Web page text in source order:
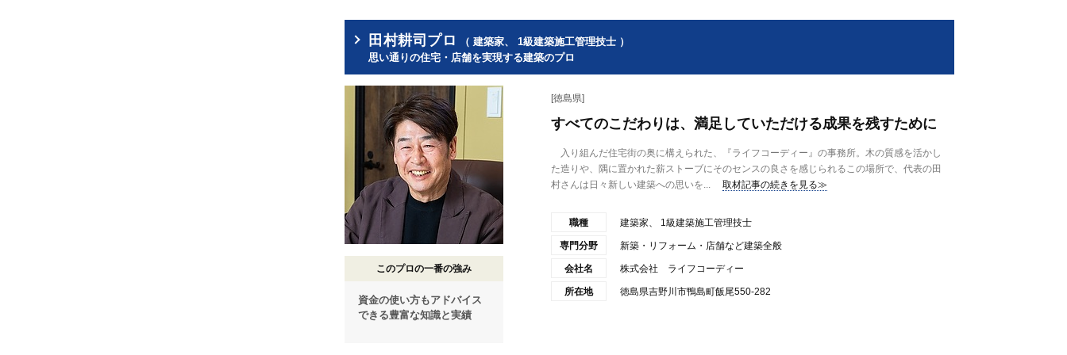
田村耕司プロ
（ 建築家、 1級建築施工管理技士 ）
思い通りの住宅・店舗を実現する建築のプロ
このプロの一番の強み
資金の使い方もアドバイス
できる豊富な知識と実績
[徳島県]
すべてのこだわりは、満足していただける成果を残すために
入り組んだ住宅街の奥に構えられた、『ライフコーディー』の事務所。木の質感を活かし
た造りや、隅に置かれた薪ストーブにそのセンスの良さを感じられるこの場所で、代表の田
村さんは日々新しい建築への思いを...
取材記事の続きを見る≫
職種 建築家、 1級建築施工管理技士
専門分野 新築・リフォーム・店舗など建築全般
会社名 株式会社 ライフコーディー
所在地 徳島県吉野川市鴨島町飯尾550-282